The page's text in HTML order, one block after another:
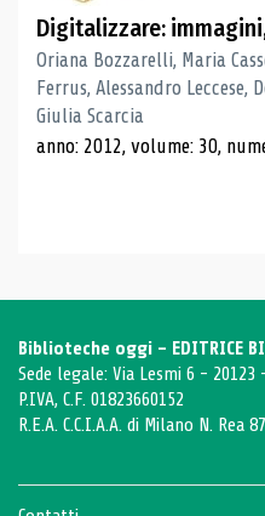
Digitalizzare:
Oriana Bozzarelli, Maria
Ferrus, Alessandro
Giulia Scarcia
anno: 2012, volume: 30,
Biblioteche oggi - EDITRICE
Sede legale: Via Lesmi 6 - 20123
P.IVA, C.F. 01823660152
R.E.A. C.C.I.A.A. di Milano N. Rea